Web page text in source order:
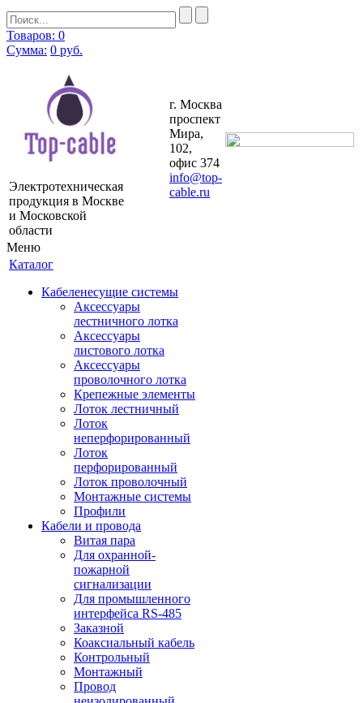
Товаров: 0
Сумма: 0 руб.
Электротехническая
продукция в Москве
и Московской
области
г. Москва
проспект
Мира,
102,
офис 374
info@top-
cable.ru
Меню
Каталог
Кабеленесущие системы
Аксессуары
лестничного лотка
Аксессуары
листового лотка
Аксессуары
проволочного лотка
Крепежные элементы
Лоток лестничный
Лоток
неперфорированный
Лоток
перфорированный
Лоток проволочный
Монтажные системы
Профили
Кабели и провода
Витая пара
Для охранной-
пожарной
сигнализации
Для промышленного
интерфейса RS-485
Заказной
Коаксиальный кабель
Контрольный
Монтажный
Провод